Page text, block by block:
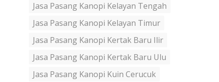
Jasa Pasang Kanopi Kelayan Tengah
Jasa Pasang Kanopi Kelayan Timur
Jasa Pasang Kanopi Kertak Baru Ilir
Jasa Pasang Kanopi Kertak Baru Ulu
Jasa Pasang Kanopi Kuin Cerucuk